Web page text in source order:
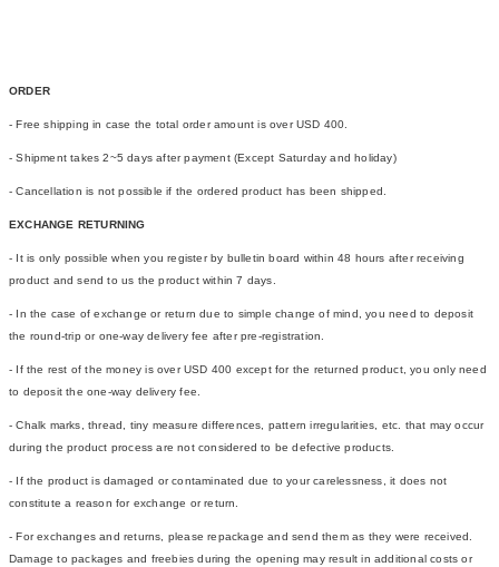
ORDER
- Free shipping in case the total order amount is over USD 400.
- Shipment takes 2~5 days after payment (Except Saturday and holiday)
- Cancellation is not possible if the ordered product has been shipped.
EXCHANGE RETURNING
- It is only possible when you register by bulletin board within 48 hours after receiving
product and send to us the product within 7 days.
- In the case of exchange or return due to simple change of mind, you need to deposit
the round-trip or one-way delivery fee after pre-registration.
- If the rest of the money is over USD 400 except for the returned product, you only need
to deposit the one-way delivery fee.
- Chalk marks, thread, tiny measure differences, pattern irregularities, etc. that may occur
during the product process are not considered to be defective products.
- If the product is damaged or contaminated due to your carelessness, it does not
constitute a reason for exchange or return.
- For exchanges and returns, please repackage and send them as they were received.
Damage to packages and freebies during the opening may result in additional costs or